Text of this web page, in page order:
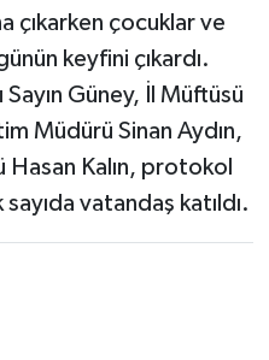
çıkarken çocuklar ve
keyfini çıkardı.
Sayın Güney, İl Müftüsü
Müdürü Sinan Aydın,
Kalın, protokol
vatandaş katıldı.